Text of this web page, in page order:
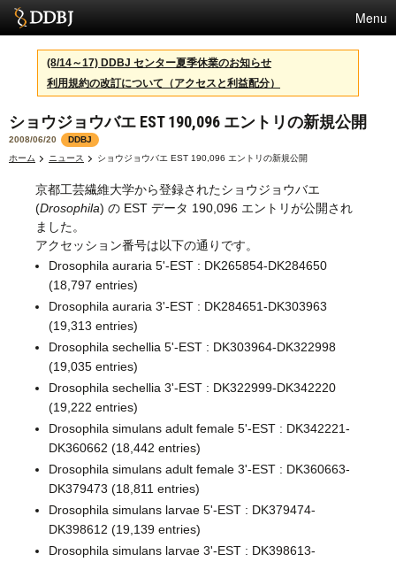
Menu
サービス
スパコン
統計
活動
センターについて
利用規約
問合せ
English
(8/14～17) DDBJ センター夏季休業のお知らせ
利用規約の改訂について（アクセスと利益配分）
ショウジョウバエ EST 190,096 エントリの新規公開
2008/06/20
DDBJ
ホーム
ニュース ショウジョウバエ EST 190,096 エントリの新規公開
京都工芸繊維大学から登録されたショウジョウバエ
(Drosophila) の EST データ 190,096 エントリが公開され
ました。
アクセッション番号は以下の通りです。
Drosophila auraria 5'-EST : DK265854-DK284650
(18,797 entries)
Drosophila auraria 3'-EST : DK284651-DK303963
(19,313 entries)
Drosophila sechellia 5'-EST : DK303964-DK322998
(19,035 entries)
Drosophila sechellia 3'-EST : DK322999-DK342220
(19,222 entries)
Drosophila simulans adult female 5'-EST : DK342221-
DK360662 (18,442 entries)
Drosophila simulans adult female 3'-EST : DK360663-
DK379473 (18,811 entries)
Drosophila simulans larvae 5'-EST : DK379474-
DK398612 (19,139 entries)
Drosophila simulans larvae 3'-EST : DK398613-